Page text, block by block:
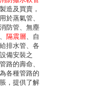
造及買賣，
於蒸氣管、
防管、無塵
隔震層、自
排水管、各
備安裝之
路的壽命、
各種管路的
，提供了解